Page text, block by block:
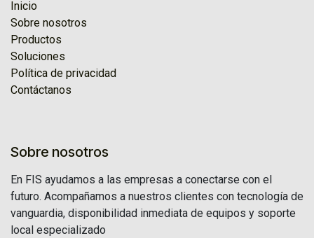
Inicio
Sobre nosotros
Productos
Soluciones
Política de privacidad
Contáctanos
Sobre nosotros
En FIS ayudamos a las empresas a conectarse con el
futuro. Acompañamos a nuestros clientes con tecnología de
vanguardia, disponibilidad inmediata de equipos y soporte
local especializado